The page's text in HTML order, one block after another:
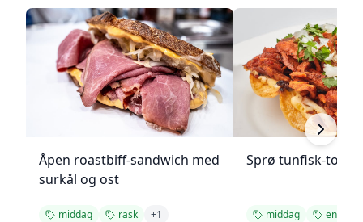
Åpen roastbiff-sandwich med
surkål og ost
middag rask +1
Sprø tunfisk-
middag enkel